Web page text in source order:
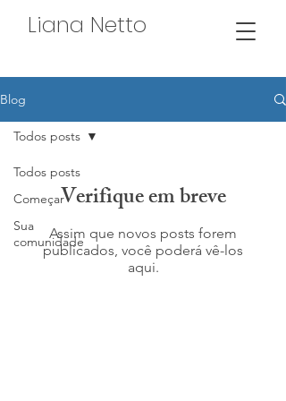
Liana Netto
Blog
Todos posts
Começar
Sua
comunidade
Todos posts
Verifique em breve
Assim que novos posts forem
publicados, você poderá vê-los
aqui.